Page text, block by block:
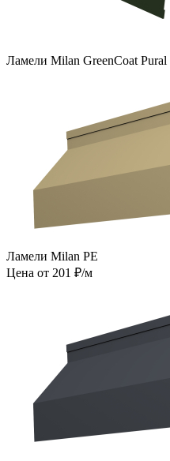
Ламели Milan GreenCoat Pural
Ламели Milan PE
Цена от 201 ₽/м